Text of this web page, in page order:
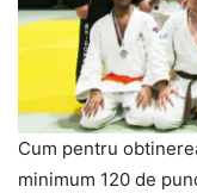
Cum pentru
minimum 120 de